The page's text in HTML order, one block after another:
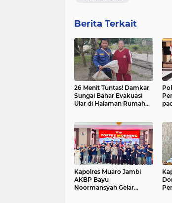
Berita Terkait
26 Menit Tuntas! Damkar
Sungai Bahar Evakuasi
Ular di Halaman Rumah
Kapolres Muaro Jambi
AKBP Bayu
Noormansyah Gelar